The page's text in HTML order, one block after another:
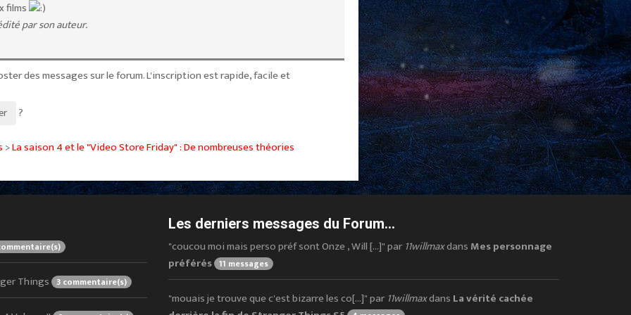
films
par son auteur.
des messages sur le forum. L'inscription est rapide, facile et
?
>La saison 4 et le "Video Store Friday" : De nombreuses théories
Things 3 commentaire(s)
Les derniers messages du Forum...
"coucou moi mais perso préf sont Onze , Will [...]" par 11willmaxdans Mes personnage
préférés 11 messages
"mouais je trouve que c'est bizarre les co[...]" par 11willmaxdans La vérité cachée